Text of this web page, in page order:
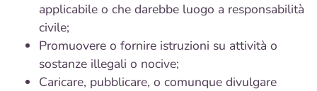
applicabile o che darebbe luogo a responsabilità
civile;
Promuovere o fornire istruzioni su attività o
sostanze illegali o nocive;
Caricare, pubblicare, o comunque divulgare